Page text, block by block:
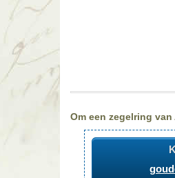
Om een zegelring